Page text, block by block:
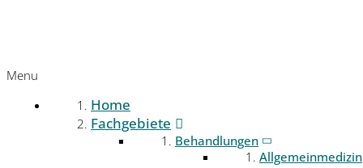
Menu
Home
Fachgebiete
Behandlungen
Allgemeinmedizin